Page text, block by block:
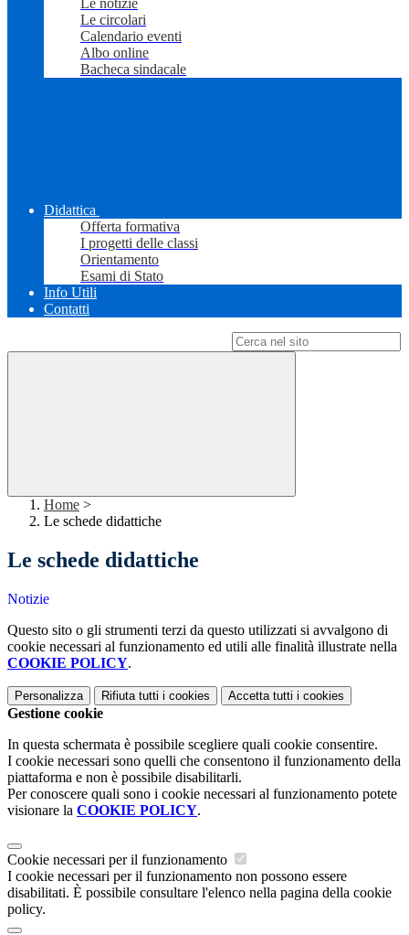
Le notizie
Le circolari
Calendario eventi
Albo online
Bacheca sindacale
Didattica
Offerta formativa
I progetti delle classi
Orientamento
Esami di Stato
Info Utili
Contatti
Home >
Le schede didattiche
Le schede didattiche
Notizie
Questo sito o gli strumenti terzi da questo utilizzati si avvalgono di
cookie necessari al funzionamento ed utili alle finalità illustrate nella
COOKIE POLICY.
Personalizza Rifiuta tutti i cookies Accetta tutti i cookies
Gestione cookie
In questa schermata è possibile scegliere quali cookie consentire.
I cookie necessari sono quelli che consentono il funzionamento della
piattaforma e non è possibile disabilitarli.
Per conoscere quali sono i cookie necessari al funzionamento potete
visionare la COOKIE POLICY.
Cookie necessari per il funzionamento
I cookie necessari per il funzionamento non possono essere
disabilitati. È possibile consultare l'elenco nella pagina della cookie
policy.